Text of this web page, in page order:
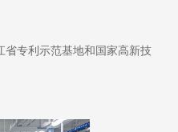
省专利示范基地和国家高新技